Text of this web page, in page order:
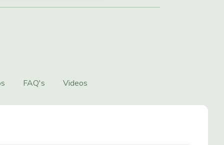
FAQ's Videos